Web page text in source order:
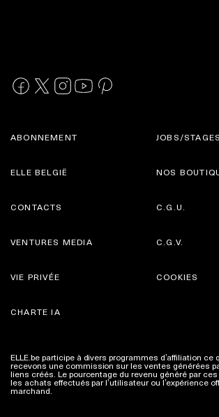
ABONNEMENT
ELLE BELGIË
JOBS/STAGES
NOS
CONTACTS
VENTURES MEDIA
C.G.U.
C.G.V.
VIE PRIVÉE
CHARTE IA
COOKIES
ELLE.be participe à divers programmes d’affiliation ce
recevons une commission sur les ventes générées
liens créés. Le pourcentage du revenu généré par ces
les achats effectués par l’utilisateur ou l’expérience
marchand. Plus d'infos